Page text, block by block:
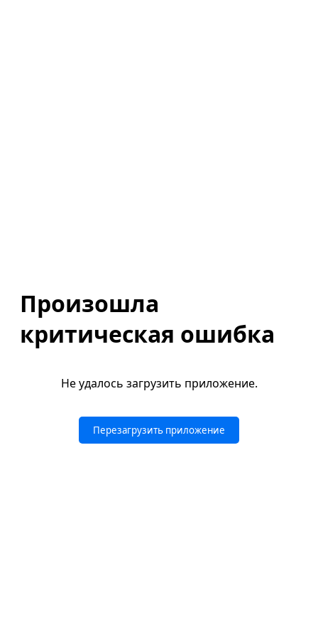
Произошла
критическая ошибка
Не удалось загрузить приложение.
Перезагрузить приложение